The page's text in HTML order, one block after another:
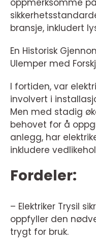
oppmerksomme
bransje, inkludert
En Historisk
Ulemper med
I fortiden, var
involvert i
Men med stadig
behovet for å
anlegg, har
inkludere
Fordeler:
– Elektriker Trysil
oppfyller den
trygt for bruk.